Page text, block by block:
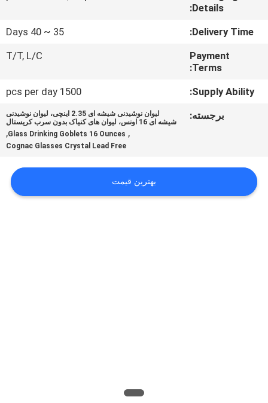
کنترل
کیفیت
وبلاگ
Details:
Delivery Time:
35 ~ 40 Days
Payment
Terms:
T/T, L/C
Supply Ability:
1500 pcs per day
برجسته:
لیوان نوشیدنی شیشه ای 2.35 اینچی، لیوان نوشیدنی
شیشه ای 16 اونس، لیوان های کنیاک بدون سرب کریستال
,
Glass Drinking Goblets 16 Ounces
,
Cognac Glasses Crystal Lead Free
بهترین قیمت